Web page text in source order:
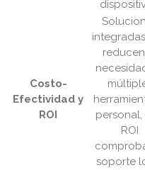
Costo-
Efectividad y
ROI
ROI
soporte